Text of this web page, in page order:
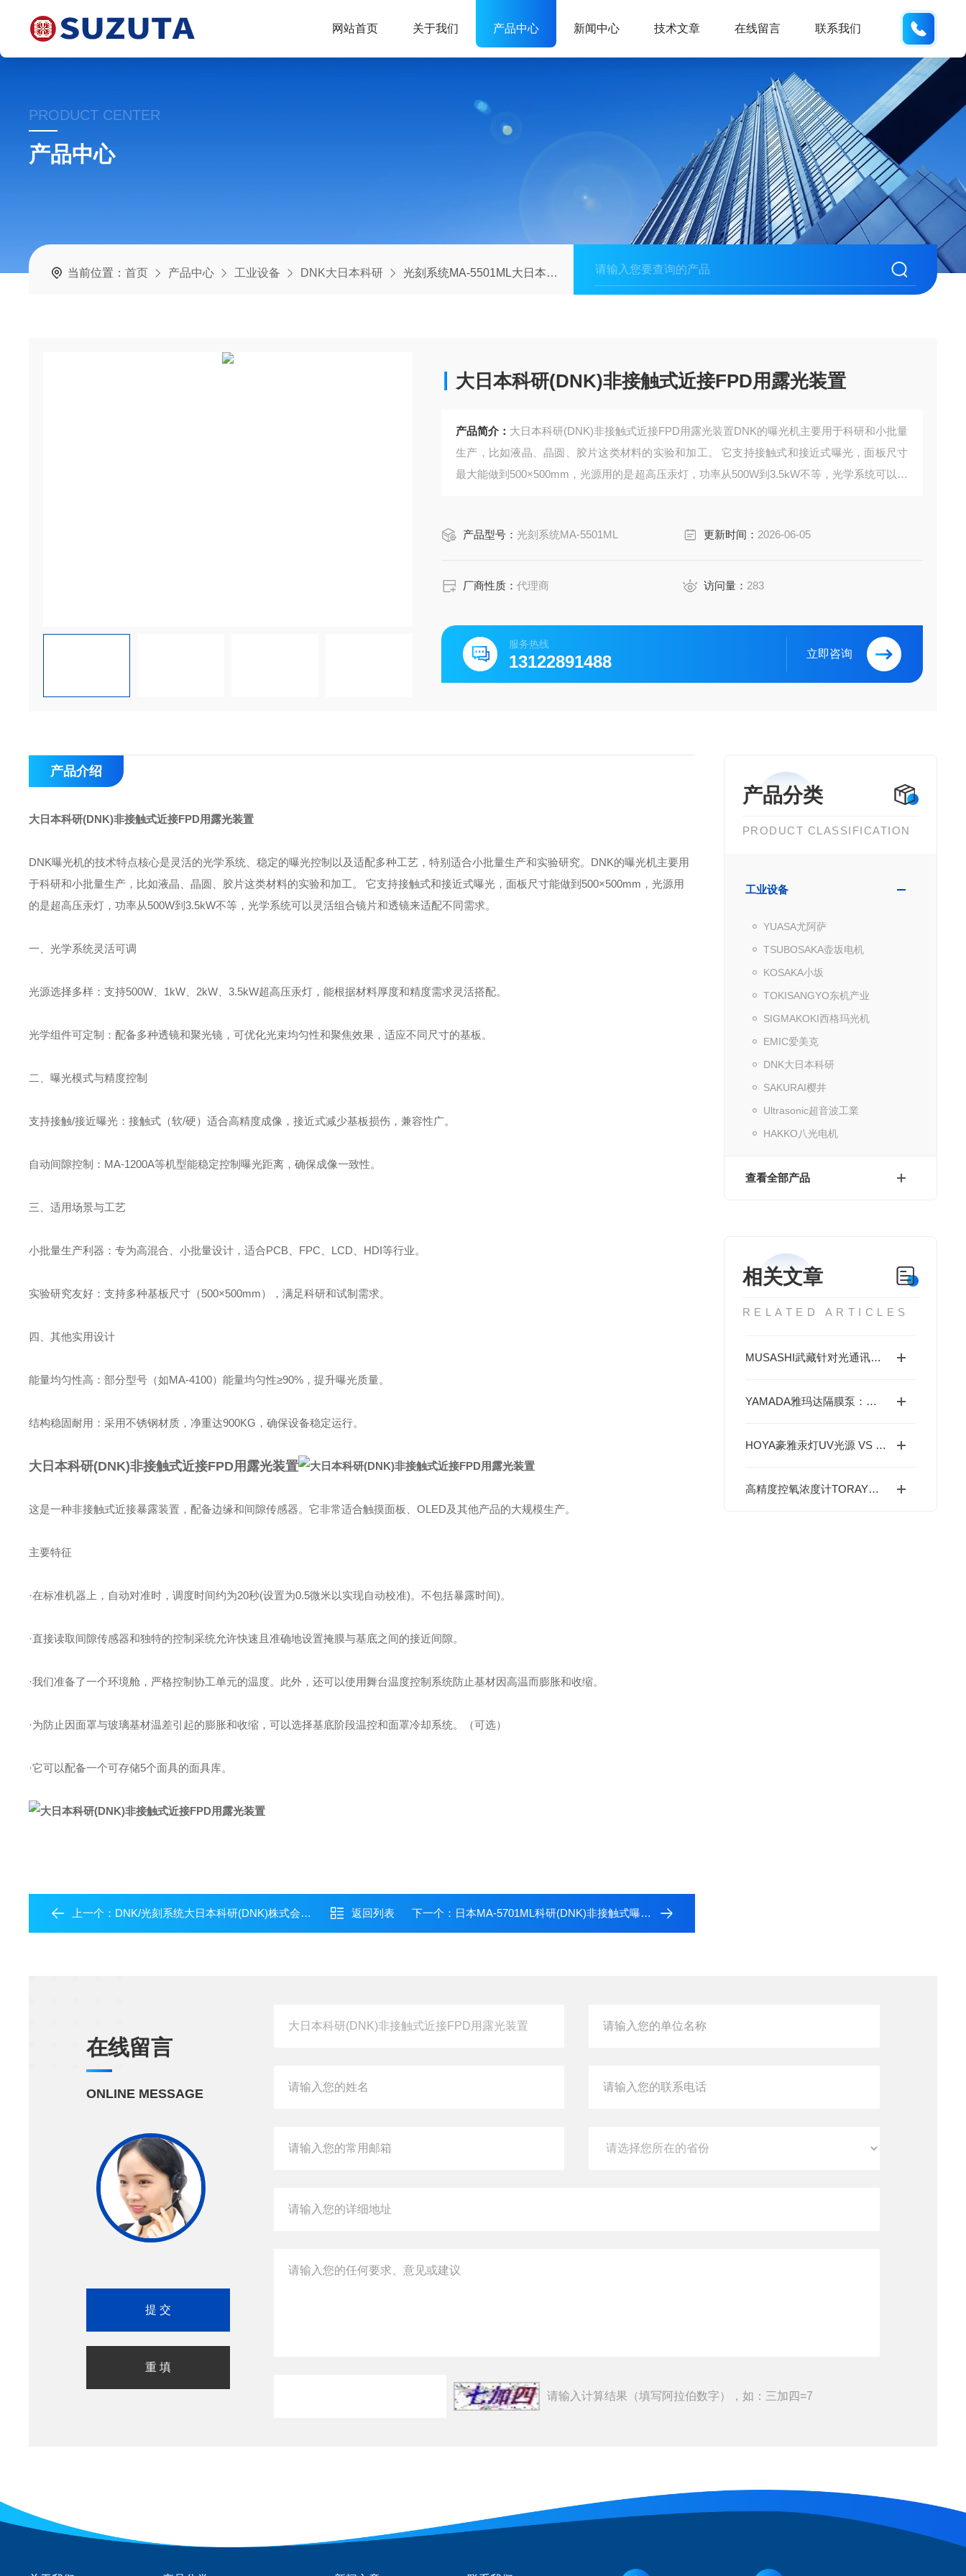
网站首页 关于我们 产品中心 新闻中心 技术文章 在线留言 联系我们
PRODUCT CENTER
产品中心
当前位置：首页 产品中心 工业设备 DNK大日本科研 光刻系统MA-5501ML大日本科研(DNK)非接触式近接FPD用露光装置
大日本科研(DNK)非接触式近接FPD用露光装置
产品简介： 大日本科研(DNK)非接触式近接FPD用露光装置DNK的曝光机主要用于科研和小批量
生产，比如液晶、晶圆、胶片这类材料的实验和加工。 它支持接触式和接近式曝光，面板尺寸
最大能做到500×500mm，光源用的是超高压汞灯，功率从500W到3.5kW不等，光学系统可以灵
产品型号：光刻系统MA-5501ML 更新时间： 2026-06-05
厂商性质：代理商 访问量： 283
服务热线
13122891488 立即咨询
产品分类
PRODUCT CLASSIFICATION
工业设备
YUASA尤阿萨
TSUBOSAKA壶坂电机
KOSAKA小坂
TOKISANGYO东机产业
SIGMAKOKI西格玛光机
EMIC爱美克
DNK大日本科研
SAKURAI樱井
Ultrasonic超音波工業
HAKKO八光电机
查看全部产品
相关文章
RELATED ARTICLES
MUSASHI武藏针对光通讯行业精密点胶痛点解决方案---ML-6000X精密点胶控制器
YAMADA雅玛达隔膜泵：本质安全与多物料适应的流体输送专家
​HOYA豪雅汞灯UV光源 VS UV-LED紫外光源 优缺点全面对比
高精度控氧浓度计TORAY东丽酸素浓度计精度体系、核心技术与全场景应用解析
产品介绍
大日本科研(DNK)非接触式近接FPD用露光装置
DNK曝光机的技术特点核心是灵活的光学系统、稳定的曝光控制以及适配多种工艺，特别适合小批量生产和实验研究。DNK的曝光机主要用
于科研和小批量生产，比如液晶、晶圆、胶片这类材料的实验和加工。 它支持接触式和接近式曝光，面板尺寸能做到500×500mm，光源用
的是超高压汞灯，功率从500W到3.5kW不等，光学系统可以灵活组合镜片和透镜来适配不同需求。
一、光学系统灵活可调
‌光源选择多样‌：支持500W、1kW、2kW、3.5kW超高压汞灯，能根据材料厚度和精度需求灵活搭配。
‌光学组件可定制‌：配备多种透镜和聚光镜，可优化光束均匀性和聚焦效果，适应不同尺寸的基板。
二、曝光模式与精度控制
‌支持接触/接近曝光‌：接触式（软/硬）适合高精度成像，接近式减少基板损伤，兼容性广。
‌自动间隙控制‌：MA-1200A等机型能稳定控制曝光距离，确保成像一致性。
三、适用场景与工艺
‌小批量生产利器‌：专为高混合、小批量设计，适合PCB、FPC、LCD、HDI等行业。
‌实验研究友好‌：支持多种基板尺寸（500×500mm），满足科研和试制需求。
四、其他实用设计
‌能量均匀性高‌：部分型号（如MA-4100）能量均匀性≥90%，提升曝光质量。
‌结构稳固耐用‌：采用不锈钢材质，净重达900KG，确保设备稳定运行。
大日本科研(DNK)非接触式近接FPD用露光装置
这是一种非接触式近接暴露装置，配备边缘和间隙传感器。它非常适合触摸面板、OLED及其他产品的大规模生产。
主要特征
·在标准机器上，自动对准时，调度时间约为20秒(设置为0.5微米以实现自动校准)。不包括暴露时间)。
·直接读取间隙传感器和独特的控制采统允许快速且准确地设置掩膜与基底之间的接近间隙。
·我们准备了一个环境舱，严格控制协工单元的温度。此外，还可以使用舞台温度控制系统防止基材因高温而膨胀和收缩。
·为防止因面罩与玻璃基材温差引起的膨胀和收缩，可以选择基底阶段温控和面罩冷却系统。（可选）
·它可以配备一个可存储5个面具的面具库。
上一个： DNK/光刻系统大日本科研(DNK)株式会社胶片用曝光装置 返回列表 下一个： 日本MA-5701ML科研(DNK)非接触式曝光机DNK大日本科研近距光刻系统
在线留言
ONLINE MESSAGE
请输入计算结果（填写阿拉伯数字），如：三加四=7